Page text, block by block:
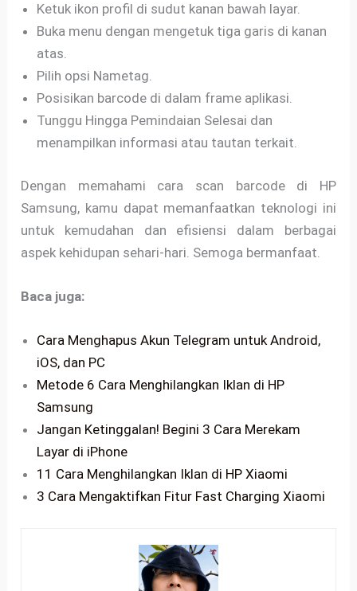
Ketuk ikon profil di sudut kanan bawah layar.
Buka menu dengan mengetuk tiga garis di kanan
atas.
Pilih opsi Nametag.
Posisikan barcode di dalam frame aplikasi.
Tunggu Hingga Pemindaian Selesai dan
menampilkan informasi atau tautan terkait.
Dengan memahami cara scan barcode di HP
Samsung, kamu dapat memanfaatkan teknologi ini
untuk kemudahan dan efisiensi dalam berbagai
aspek kehidupan sehari-hari. Semoga bermanfaat.
Baca juga:
Cara Menghapus Akun Telegram untuk Android,
iOS, dan PC
Metode 6 Cara Menghilangkan Iklan di HP
Samsung
Jangan Ketinggalan! Begini 3 Cara Merekam
Layar di iPhone
11 Cara Menghilangkan Iklan di HP Xiaomi
3 Cara Mengaktifkan Fitur Fast Charging Xiaomi